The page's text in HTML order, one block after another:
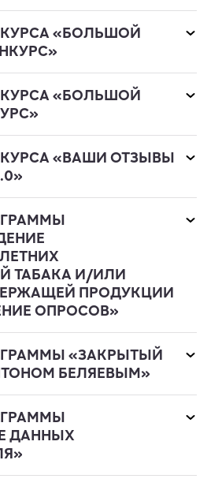
«БОЛЬШОЙ
«БОЛЬШОЙ
«ВАШИ ОТЗЫВЫ
ТАБАКА И/ИЛИ
ПРОДУКЦИИ
ОПРОСОВ»
«ЗАКРЫТЫЙ
БЕЛЯЕВЫМ»
ДАННЫХ